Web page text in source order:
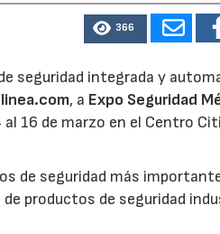
366
seguridad integrada y
, a Expo Seguridad
16 de marzo en el Centro
de seguridad más
productos de seguridad